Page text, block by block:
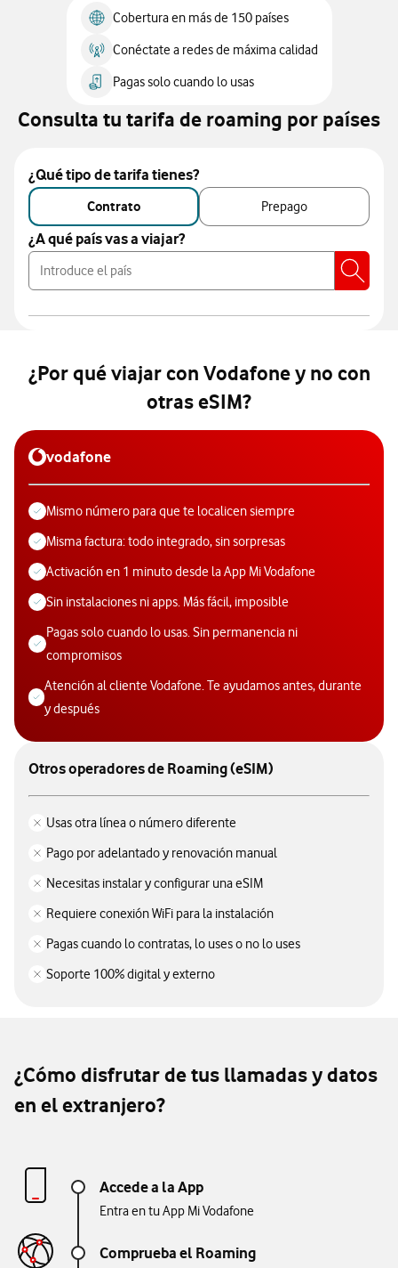
Cobertura en más de 150 países
Conéctate a redes de máxima calidad
Pagas solo cuando lo usas
Consulta tu tarifa de roaming por países
¿Qué tipo de tarifa tienes?
Contrato Prepago
¿A qué país vas a viajar?
Borrar
¿Por qué viajar con Vodafone y no con
otras eSIM?
vodafone
Mismo número para que te localicen siempre
Misma factura: todo integrado, sin sorpresas
Activación en 1 minuto desde la App Mi Vodafone
Sin instalaciones ni apps. Más fácil, imposible
Pagas solo cuando lo usas. Sin permanencia ni
compromisos
Atención al cliente Vodafone. Te ayudamos antes, durante
y después
Otros operadores de Roaming (eSIM)
Usas otra línea o número diferente
Pago por adelantado y renovación manual
Necesitas instalar y configurar una eSIM
Requiere conexión WiFi para la instalación
Pagas cuando lo contratas, lo uses o no lo uses
Soporte 100% digital y externo
¿Cómo disfrutar de tus llamadas y datos
en el extranjero?
Accede a la App
Entra en tu App Mi Vodafone
Comprueba el Roaming